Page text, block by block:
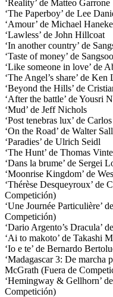
‘Reality’ de Matteo Garrone
‘The Paperboy’ de Lee
‘Amour’ de Michael Haneke
‘Lawless’ de John Hillcoat
‘In another country’ de
‘Taste of money’ de
‘Like someone in love’ de
‘The Angel’s share’ de Ken
‘Beyond the Hills’ de
‘After the battle’ de Yousri
‘Mud’ de Jeff Nichols
‘Post tenebras lux’ de
‘On the Road’ de Walter
‘Paradies’ de Ulrich Seidl
‘The Hunt’ de Thomas
‘Dans la brume’ de Sergei
‘Moonrise Kingdom’ de
‘Thérèse Desqueyroux’ de
Competición)
‘Une Journée Particulière’
Competición)
‘Dario Argento’s Dracula’
‘Ai to makoto’ de Takashi
‘Io e te’ de Bernardo
‘Madagascar 3: De marcha
McGrath (Fuera de
‘Hemingway & Gellhorn’
Competición)